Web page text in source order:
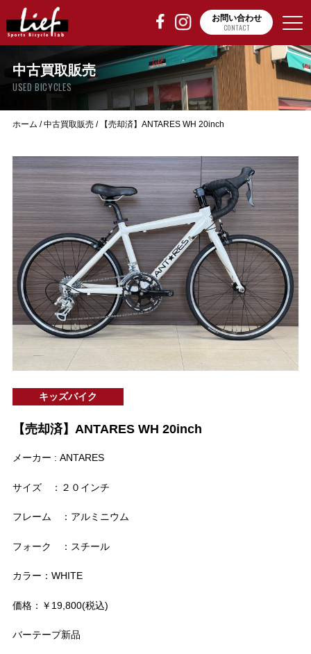
お問い合わせ
CONTACT
中古買取販売
USED BICYCLES
ホーム /中古買取販売/ 【売却済】ANTARES WH 20inch
キッズバイク
【売却済】ANTARES WH 20inch
メーカー : ANTARES
サイズ ：２０インチ
フレーム ：アルミニウム
フォーク ：スチール
カラー：WHITE
価格：￥19,800(税込)
バーテープ新品